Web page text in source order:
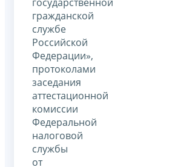
гражданской
службе
Российской
Федерации»,
протоколами
заседания
аттестационной
комиссии
Федеральной
налоговой
службы
от